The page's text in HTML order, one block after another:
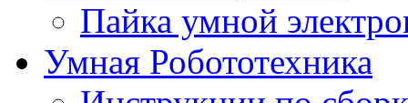
Пайка умной
Умная Робототехника